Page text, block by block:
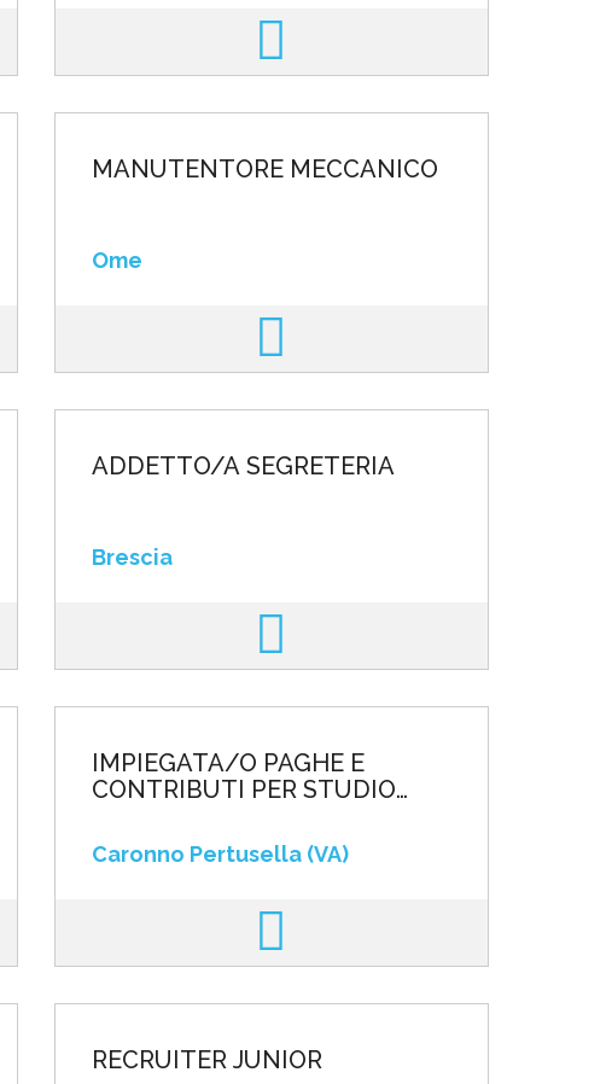
MANUTENTORE MECCANICO
Ome
ADDETTO/A SEGRETERIA
Brescia
IMPIEGATA/O PAGHE E
CONTRIBUTI PER STUDIO
Caronno Pertusella (VA)
RECRUITER JUNIOR